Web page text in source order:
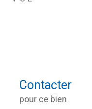
Contacter
pour ce bien